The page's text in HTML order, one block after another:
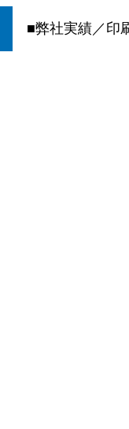
■弊社実績／印